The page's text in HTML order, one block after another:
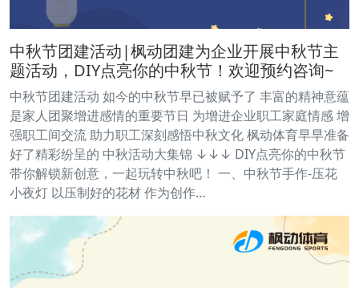
中秋节团建活动|枫动团建为企业开展中秋节主
题活动，DIY点亮你的中秋节！欢迎预约咨询~
中秋节团建活动 如今的中秋节早已被赋予了 丰富的精神意蕴
是家人团聚增进感情的重要节日 为增进企业职工家庭情感 增
强职工间交流 助力职工深刻感悟中秋文化 枫动体育早早准备
好了精彩纷呈的 中秋活动大集锦 ↓↓↓ DIY点亮你的中秋节
带你解锁新创意，一起玩转中秋吧！ 一、中秋节手作-压花
小夜灯 以压制好的花材 作为创作…